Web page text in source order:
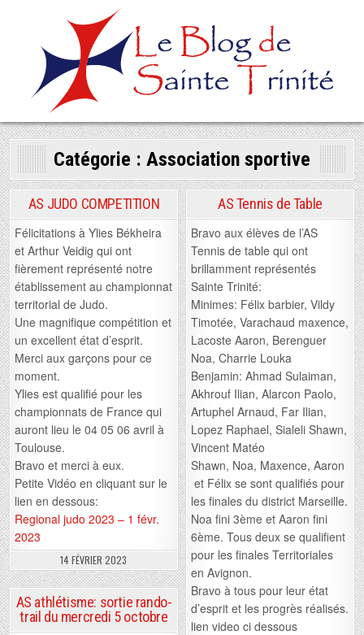
Catégorie : Association sportive
AS JUDO COMPETITION
Félicitations à Ylies Békheira
et Arthur Veidig qui ont
fièrement représenté notre
établissement au championnat
territorial de Judo.
Une magnifique compétition et
un excellent état d’esprit.
Merci aux garçons pour ce
moment.
Ylies est qualifié pour les
championnats de France qui
auront lieu le 04 05 06 avril à
Toulouse.
Bravo et merci à eux.
Petite Vidéo en cliquant sur le
lien en dessous:
Regional judo 2023 – 1 févr.
2023
14 FÉVRIER 2023
AS Tennis de Table
Bravo aux élèves de l’AS
Tennis de table qui ont
brillamment représentés
Sainte Trinité:
Minimes: Félix barbier, Vildy
Timotée, Varachaud maxence,
Lacoste Aaron, Berenguer
Noa, Charrie Louka
Benjamin: Ahmad Sulaiman,
Akhrouf Ilian, Alarcon Paolo,
Artuphel Arnaud, Far Ilian,
Lopez Raphael, Sialeli Shawn,
Vincent Matéo
Shawn, Noa, Maxence, Aaron
et Félix se sont qualifiés pour
les finales du district Marseille.
Noa fini 3ème et Aaron fini
6ème. Tous deux se qualifient
pour les finales Territoriales
en Avignon.
Bravo à tous pour leur état
d’esprit et les progrès réalisés.
lien video ci dessous
AS athlétisme: sortie rando-
trail du mercredi 5 octobre